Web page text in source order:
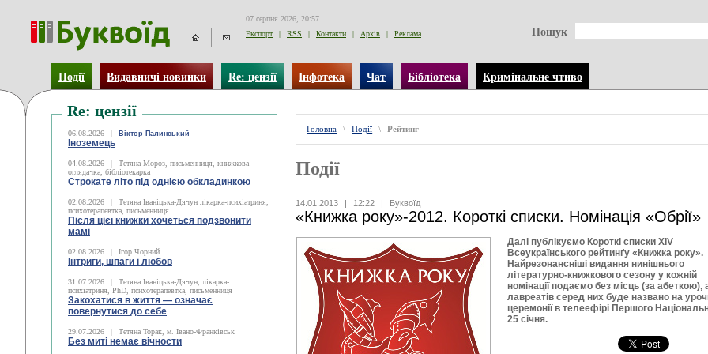
07 серпня 2026, 20:57
Експорт
| RSS | Контакти | Архів | Реклама Пошук
Події Видавничі новинки Re: цензії Інфотека Чат Бібліотека Кримінальне чтиво
Re: цензії
06.08.2026 | Віктор Палинський
Іноземець
04.08.2026 |
Тетяна Мороз, письменниця, книжкова
оглядачка, бібліотекарка
Строкате літо під однією обкладинкою
02.08.2026 |
Тетяна Іваніцька-Дячун лікарка-психіатриня,
психотерапевтка, письменниця
Після цієї книжки хочеться подзвонити
мамі
02.08.2026 | Ігор Чорний
Інтриги, шпаги і любов
31.07.2026 |
Тетяна Іваніцька-Дячун, лікарка-
психіатриня, PhD, психотерапевтка, письменниця
Закохатися в життя — означає
повернутися до себе
29.07.2026 | Тетяна Торак, м. Івано-Франківськ
Без миті немає вічности
Головна \ Події \ Рейтинг
Події
14.01.2013 | 12:22 | Буквоїд
«Книжка року»-2012. Короткі списки. Номінація «Обрії»
Далі публікуємо Короткі списки XIV
Всеукраїнського рейтинґу «Книжка року».
Найрезонансніші видання нинішнього
літературно-книжкового сезону у кожній
номінації подаємо без місць (за абеткою),
лавреатів серед них буде названо на
церемонії в телеефірі Першого
25 січня.